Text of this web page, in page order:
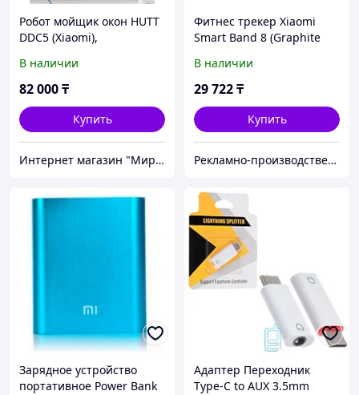
Робот мойщик окон HUTT
DDC5 (Xiaomi),
В наличии
82 000₸
Купить
Интернет магазин "Мир Электроники" г. Астана
Фитнес трекер Xiaomi
Smart Band 8 (Graphite
В наличии
29 722₸
Купить
Рекламно-производственная компания «2Ymedia»
Зарядное устройство
портативное Power Bank
Адаптер Переходник
Type-C to AUX 3.5mm